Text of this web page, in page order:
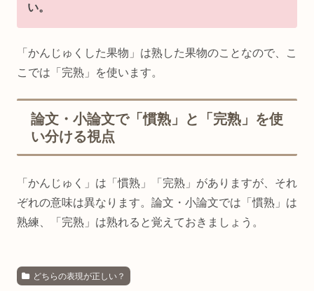
い。
「かんじゅくした果物」は熟した果物のことなので、こ
こでは「完熟」を使います。
論文・小論文で「慣熟」と「完熟」を使
い分ける視点
「かんじゅく」は「慣熟」「完熟」がありますが、それ
ぞれの意味は異なります。論文・小論文では「慣熟」は
熟練、「完熟」は熟れると覚えておきましょう。
どちらの表現が正しい？